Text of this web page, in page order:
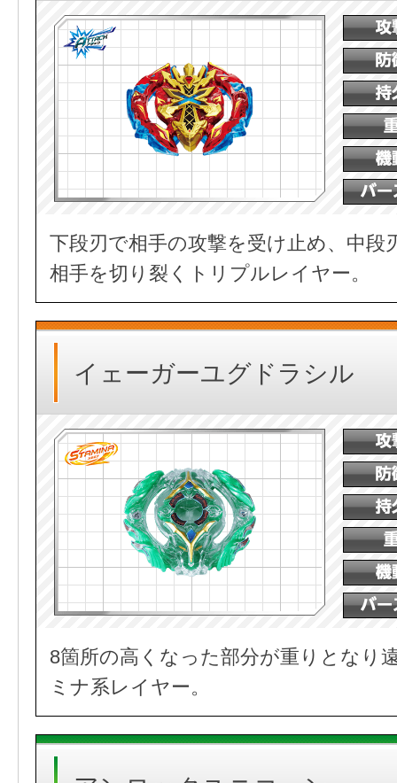
下段刃で相手の攻撃を受け止め、中段
相手を切り裂くトリプルレイヤー。
イェーガーユグドラシル
8箇所の高くなった部分が重りとなり
ミナ系レイヤー。